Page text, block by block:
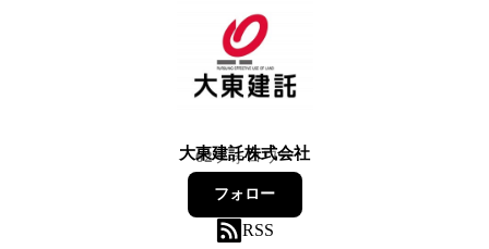
大東建託株式会社
62フォロワー
フォロー
RSS